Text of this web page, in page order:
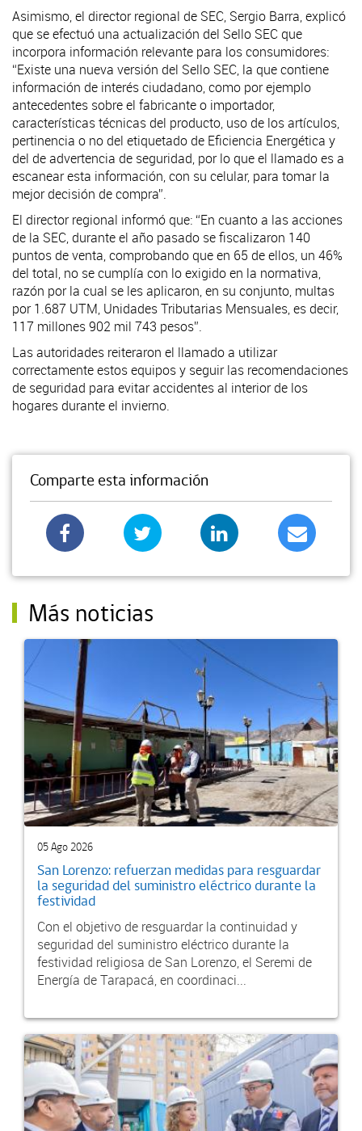
Asimismo, el director regional de SEC, Sergio Barra, explicó
que se efectuó una actualización del Sello SEC que
incorpora información relevante para los consumidores:
“Existe una nueva versión del Sello SEC, la que contiene
información de interés ciudadano, como por ejemplo
antecedentes sobre el fabricante o importador,
características técnicas del producto, uso de los artículos,
pertinencia o no del etiquetado de Eficiencia Energética y
del de advertencia de seguridad, por lo que el llamado es a
escanear esta información, con su celular, para tomar la
mejor decisión de compra”.
El director regional informó que: “En cuanto a las acciones
de la SEC, durante el año pasado se fiscalizaron 140
puntos de venta, comprobando que en 65 de ellos, un 46%
del total, no se cumplía con lo exigido en la normativa,
razón por la cual se les aplicaron, en su conjunto, multas
por 1.687 UTM, Unidades Tributarias Mensuales, es decir,
117 millones 902 mil 743 pesos”.
Las autoridades reiteraron el llamado a utilizar
correctamente estos equipos y seguir las recomendaciones
de seguridad para evitar accidentes al interior de los
hogares durante el invierno.
Comparte esta información
Más noticias
05 Ago 2026
San Lorenzo: refuerzan medidas para resguardar
la seguridad del suministro eléctrico durante la
festividad
Con el objetivo de resguardar la continuidad y
seguridad del suministro eléctrico durante la
festividad religiosa de San Lorenzo, el Seremi de
Energía de Tarapacá, en coordinaci...